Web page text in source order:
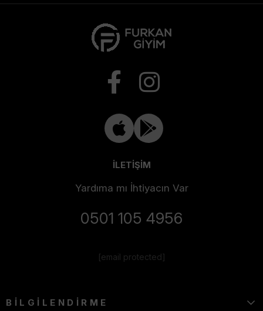
İLETİŞİM
Yardıma mı İhtiyacın Var
0501 105 4956
[email protected]
BİLGİLENDİRME